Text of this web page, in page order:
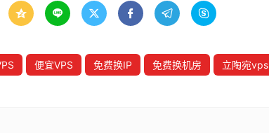
     
便宜VPS 免费换IP 免费换机房 立陶宛vps